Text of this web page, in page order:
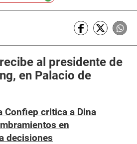
al presidente de
en Palacio de
Confiep critica a Dina
en
decisiones